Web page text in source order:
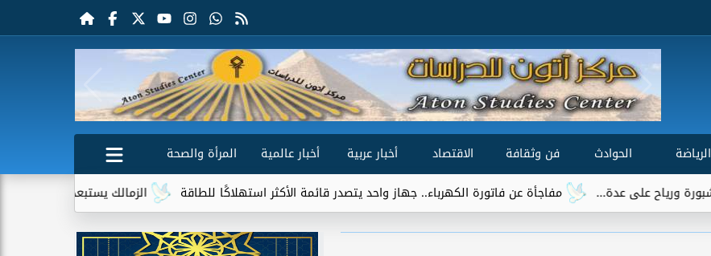
الرياضة الحوادث فن وثقافة الاقتصاد أخبار عربية أخبار عالمية
المرأة والصحة
الزمالك يستبعد 4 لاعبين شباب من حساباته في الموسم الجديد
مفاجأة عن فاتورة الكهرباء.. جهاز واحد يتصدر قائمة الأكثر استهلاكًا للطاقة